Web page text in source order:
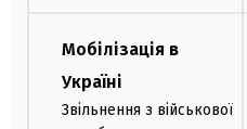
Мобілізація в
Україні
Звільнення з військової